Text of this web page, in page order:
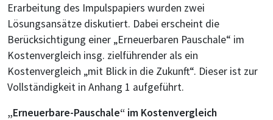
Erarbeitung des Impulspapiers wurden zwei
Lösungsansätze diskutiert. Dabei erscheint die
Berücksichtigung einer „Erneuerbaren Pauschale“ im
Kostenvergleich insg. zielführender als ein
Kostenvergleich „mit Blick in die Zukunft“. Dieser ist zur
Vollständigkeit in Anhang 1 aufgeführt.
„Erneuerbare-Pauschale“ im Kostenvergleich